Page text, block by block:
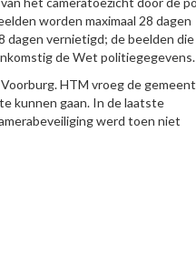
worden maximaal 28 dagen
dagen vernietigd; de beelden die
de Wet politiegegevens.
HTM vroeg de
kunnen gaan. In de laatste
werd toen niet